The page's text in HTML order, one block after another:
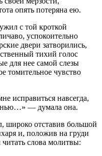
опять потеряна ею.
с той кроткой
успокоительно
двери затворились,
тихий голос
для нее самой слезы
томительное чувство
исправиться навсегда,
— думала она.
широко отставив большой
и, положив на груди
читать слова молитвы: